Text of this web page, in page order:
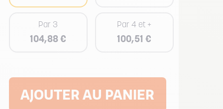
Par 3
104,88 €
Par 4 et +
100,51 €
AJOUTER AU PANIER